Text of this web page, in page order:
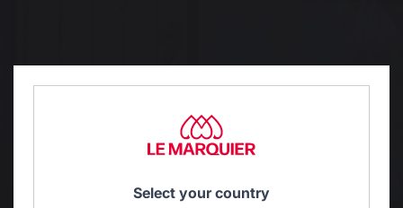
Select your country